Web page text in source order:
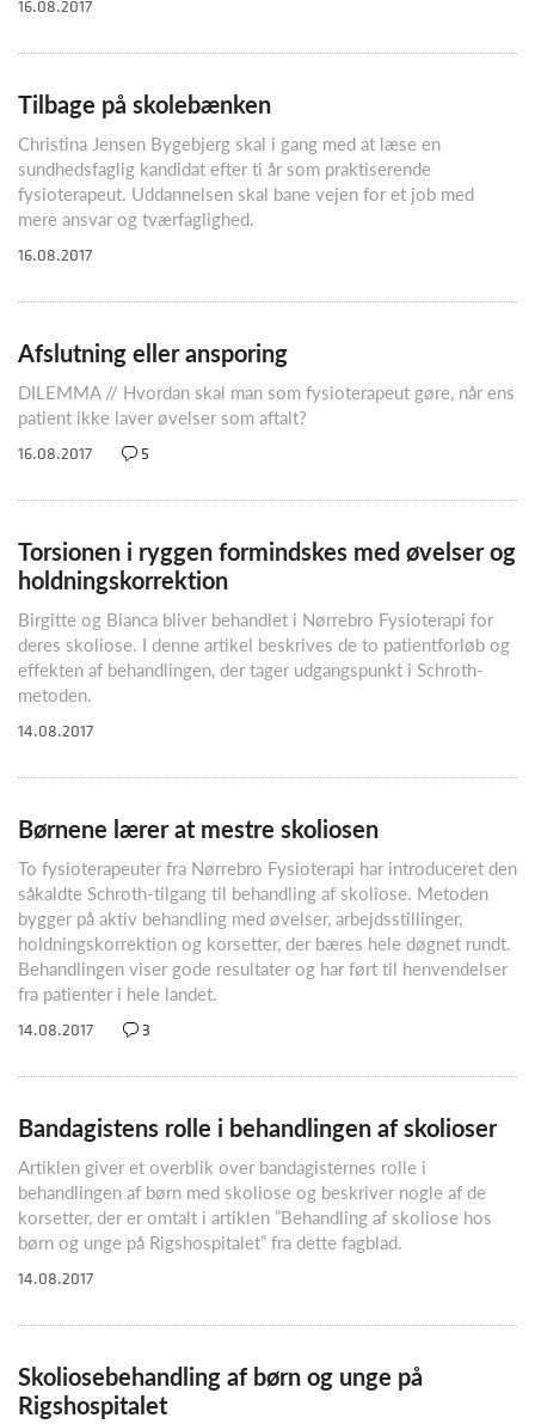
16.08.2017
Tilbage på skolebænken
Christina Jensen Bygebjerg skal i gang med at læse en
sundhedsfaglig kandidat efter ti år som praktiserende
fysioterapeut. Uddannelsen skal bane vejen for et job med
mere ansvar og tværfaglighed.
16.08.2017
Afslutning eller ansporing
DILEMMA // Hvordan skal man som fysioterapeut gøre, når ens
patient ikke laver øvelser som aftalt?
16.08.2017 5
Torsionen i ryggen formindskes med øvelser og
holdningskorrektion
Birgitte og Bianca bliver behandlet i Nørrebro Fysioterapi for
deres skoliose. I denne artikel beskrives de to patientforløb og
effekten af behandlingen, der tager udgangspunkt i Schroth-
metoden.
14.08.2017
Børnene lærer at mestre skoliosen
To fysioterapeuter fra Nørrebro Fysioterapi har introduceret den
såkaldte Schroth-tilgang til behandling af skoliose. Metoden
bygger på aktiv behandling med øvelser, arbejdsstillinger,
holdningskorrektion og korsetter, der bæres hele døgnet rundt.
Behandlingen viser gode resultater og har ført til henvendelser
fra patienter i hele landet.
14.08.2017 3
Bandagistens rolle i behandlingen af skolioser
Artiklen giver et overblik over bandagisternes rolle i
behandlingen af børn med skoliose og beskriver nogle af de
korsetter, der er omtalt i artiklen ”Behandling af skoliose hos
børn og unge på Rigshospitalet” fra dette fagblad.
14.08.2017
Skoliosebehandling af børn og unge på
Rigshospitalet